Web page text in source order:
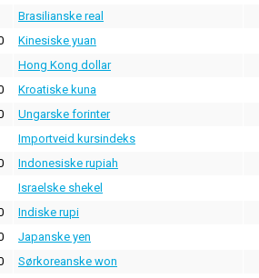
Brasilianske real
Kinesiske yuan
Hong Kong dollar
Kroatiske kuna
Ungarske forinter
Importveid kursindeks
Indonesiske rupiah
Israelske shekel
Indiske rupi
Japanske yen
Sørkoreanske won